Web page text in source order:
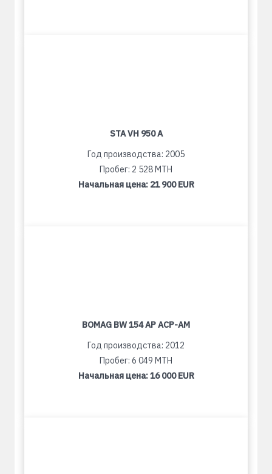
STA VH 950 A
Год производства: 2005
Пробег: 2 528 MTH
Начальная цена: 21 900 EUR
BOMAG BW 154 AP ACP-AM
Год производства: 2012
Пробег: 6 049 MTH
Начальная цена:16 000 EUR